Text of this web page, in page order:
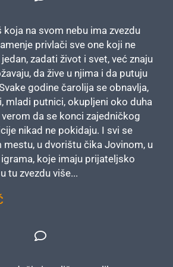
koja na svom nebu ima zvezdu
privlači sve one koji ne
zadati život i svet, već znaju
da žive u njima i da putuju
godine čarolija se obnavlja,
mladi putnici, okupljeni oko duha
da se konci zajedničkog
nikad ne pokidaju. I svi se
u dvorištu čika Jovinom, u
koje imaju prijateljsko
tu zvezdu više...